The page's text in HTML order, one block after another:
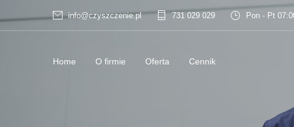
info@czyszczenie.pl 731 029 029 Pon - Pt
Home O firmie Oferta Cennik